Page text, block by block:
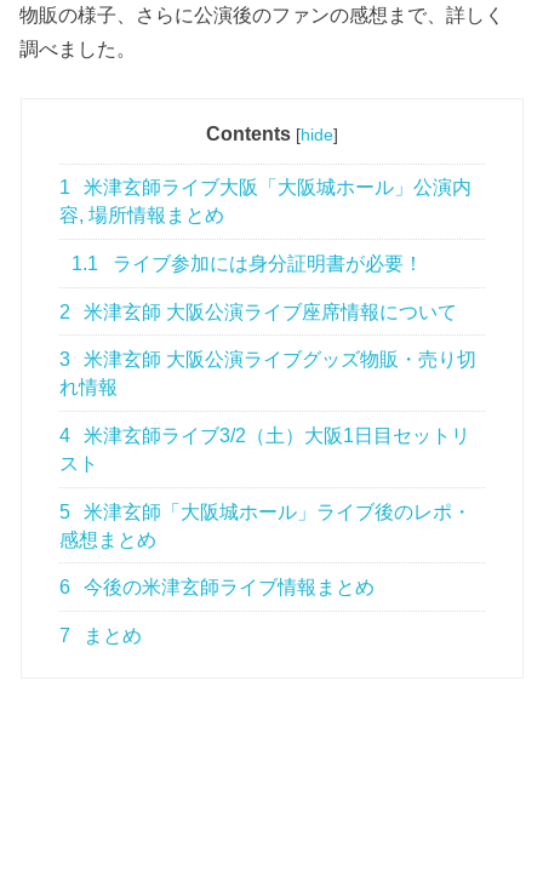
物販の様子、さらに公演後のファンの感想まで、詳しく
調べました。
Contents [hide]
1
米津玄師ライブ大阪「大阪城ホール」公演内
容, 場所情報まとめ
1.1 ライブ参加には身分証明書が必要！
2 米津玄師 大阪公演ライブ座席情報について
3
米津玄師 大阪公演ライブグッズ物販・売り切
れ情報
4
米津玄師ライブ3/2（土）大阪1日目セットリ
スト
5
米津玄師「大阪城ホール」ライブ後のレポ・
感想まとめ
6 今後の米津玄師ライブ情報まとめ
7 まとめ